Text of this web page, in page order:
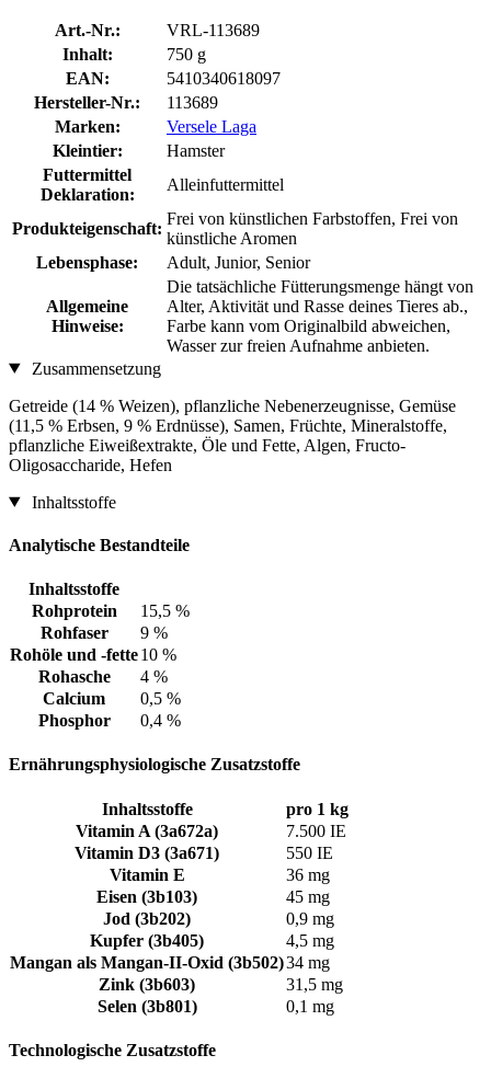
Art.-Nr.:
VRL-113689
Inhalt:
750 g
EAN:
5410340618097
Hersteller-Nr.:
113689
Marken:
Versele Laga
Kleintier:
Hamster
Futtermittel
Deklaration:
Alleinfuttermittel
Produkteigenschaft:
Frei von künstlichen Farbstoffen, Frei von
künstliche Aromen
Lebensphase:
Adult, Junior, Senior
Allgemeine
Hinweise:
Die tatsächliche Fütterungsmenge hängt von
Alter, Aktivität und Rasse deines Tieres ab.,
Farbe kann vom Originalbild abweichen,
Wasser zur freien Aufnahme anbieten.
Zusammensetzung
Getreide (14 % Weizen), pflanzliche Nebenerzeugnisse, Gemüse
(11,5 % Erbsen, 9 % Erdnüsse), Samen, Früchte, Mineralstoffe,
pflanzliche Eiweißextrakte, Öle und Fette, Algen, Fructo-
Oligosaccharide, Hefen
Inhaltsstoffe
Analytische Bestandteile
Inhaltsstoffe
Rohprotein
15,5 %
Rohfaser
9 %
Rohöle und -fette10 %
Rohasche
4 %
Calcium
0,5 %
Phosphor
0,4 %
Ernährungsphysiologische Zusatzstoffe
Inhaltsstoffe
pro 1 kg
Vitamin A (3a672a)
7.500 IE
Vitamin D3 (3a671)
550 IE
Vitamin E
36 mg
Eisen (3b103)
45 mg
Jod (3b202)
0,9 mg
Kupfer (3b405)
4,5 mg
Mangan als Mangan-II-Oxid (3b502)34 mg
Zink (3b603)
31,5 mg
Selen (3b801)
0,1 mg
Technologische Zusatzstoffe